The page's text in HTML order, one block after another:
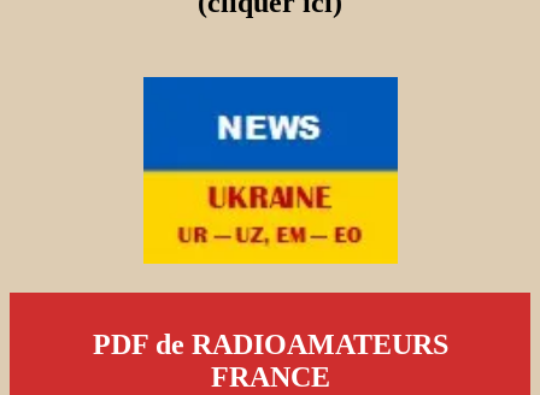
PDF de RADIOAMATEURS
FRANCE